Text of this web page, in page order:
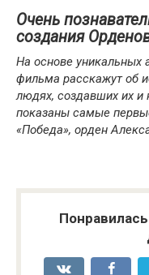
Очень
создания
На основе уникальных
фильма расскажут об
людях, создавших их
показаны самые
«Победа», орден